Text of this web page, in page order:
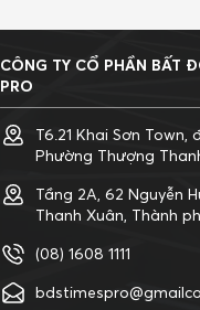
Kiên Giang
Lâm Đồng
Lạng Sơn
Long An
Nam Định
CÔNG TY CỔ PHẦN BẤT
PRO
T6.21 Khai Sơn Town,
Phường Thượng
Tầng 2A, 62 Nguyễn
Thanh Xuân, Thành
(08) 1608 1111